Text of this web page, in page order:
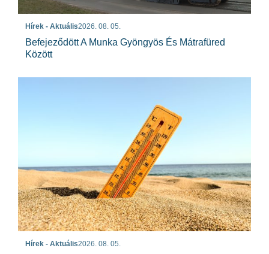
Hírek - Aktuális2026. 08. 05.
Befejeződött A Munka Gyöngyös És Mátrafüred
Között
Hírek - Aktuális2026. 08. 05.